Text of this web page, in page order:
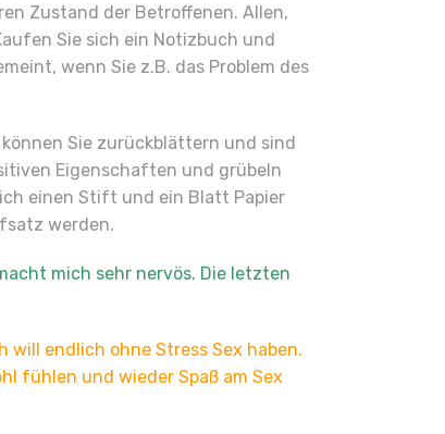
Zustand der Betroffenen. Allen,
Sie sich ein Notizbuch und
wenn Sie z.B. das Problem des
Sie zurückblättern und sind
Eigenschaften und grübeln
einen Stift und ein Blatt Papier
werden.
mich sehr nervös. Die letzten
will endlich ohne Stress Sex haben.
fühlen und wieder Spaß am Sex